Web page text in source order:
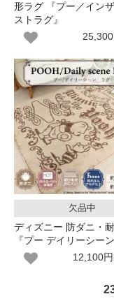
形ラグ 『プー／イン
ストラグ』
欠品中
ディズニー 防ダニ・
『プー デイリーシーン
12,100